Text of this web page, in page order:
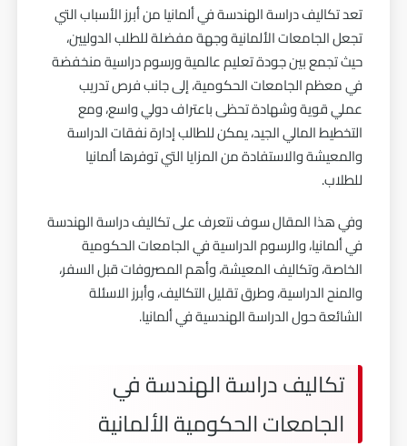
تعد تكاليف دراسة الهندسة في ألمانيا من أبرز الأسباب التي
تجعل الجامعات الألمانية وجهة مفضلة للطلب الدوليين،
حيث تجمع بين جودة تعليم عالمية ورسوم دراسية منخفضة
في معظم الجامعات الحكومية، إلى جانب فرص تدريب
عملي قوية وشهادة تحظى باعتراف دولي واسع، ومع
التخطيط المالي الجيد، يمكن للطالب إدارة نفقات الدراسة
والمعيشة والاستفادة من المزايا التي توفرها ألمانيا
للطلاب.
وفي هذا المقال سوف نتعرف على تكاليف دراسة الهندسة
في ألمانيا، والرسوم الدراسية في الجامعات الحكومية
الخاصة، وتكاليف المعيشة، وأهم المصروفات قبل السفر،
والمنح الدراسية، وطرق تقليل التكاليف، وأبرز الاسئلة
الشائعة حول الدراسة الهندسية في ألمانيا.
تكاليف دراسة الهندسة في
الجامعات الحكومية الألمانية